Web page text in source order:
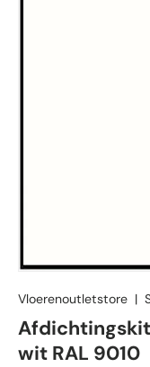
Vloerenoutletstore |
Afdichtingskit
wit RAL 9010